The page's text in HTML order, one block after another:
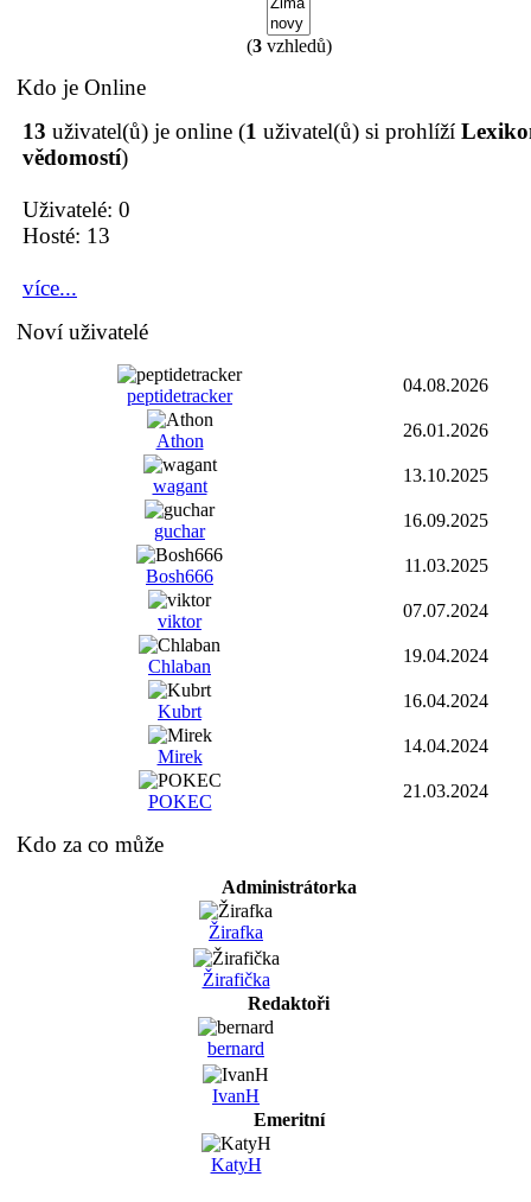
(3vzhledů)
Kdo je Online
13 uživatel(ů) je online (1 uživatel(ů) si prohlíží
vědomostí)
Uživatelé: 0
Hosté: 13
více...
Noví uživatelé
peptidetracker
04.08.2026
Athon
26.01.2026
wagant
13.10.2025
guchar
16.09.2025
Bosh666
11.03.2025
viktor
07.07.2024
Chlaban
19.04.2024
Kubrt
16.04.2024
Mirek
14.04.2024
POKEC
21.03.2024
Kdo za co může
Administrátorka
Žirafka
Žirafička
Redaktoři
bernard
IvanH
Emeritní
KatyH